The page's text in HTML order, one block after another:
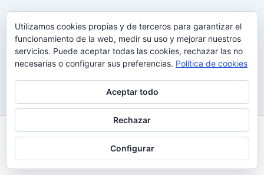
Todos los derechos © 2026 Uy Perdón
Utilizamos cookies propias y de terceros para garantizar el
funcionamiento de la web, medir su uso y mejorar nuestros
servicios. Puede aceptar todas las cookies, rechazar las no
necesarias o configurar sus preferencias. Política de cookies
Aceptar todo
Rechazar
Configurar